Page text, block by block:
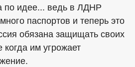
по идее... ведь в ЛДНР
паспортов и теперь это
обязана защищать своих
им угрожает